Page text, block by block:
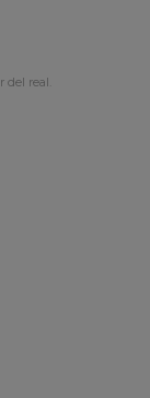
real.